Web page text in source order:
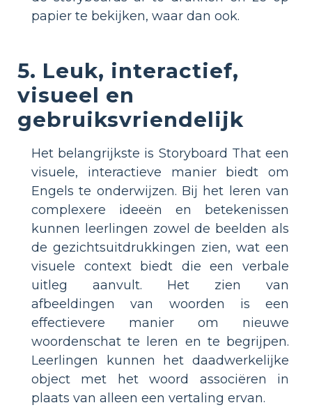
papier te bekijken, waar dan ook.
5. Leuk, interactief,
visueel en
gebruiksvriendelijk
Het belangrijkste is Storyboard That een
visuele, interactieve manier biedt om
Engels te onderwijzen. Bij het leren van
complexere ideeën en betekenissen
kunnen leerlingen zowel de beelden als
de gezichtsuitdrukkingen zien, wat een
visuele context biedt die een verbale
uitleg aanvult. Het zien van
afbeeldingen van woorden is een
effectievere manier om nieuwe
woordenschat te leren en te begrijpen.
Leerlingen kunnen het daadwerkelijke
object met het woord associëren in
plaats van alleen een vertaling ervan.